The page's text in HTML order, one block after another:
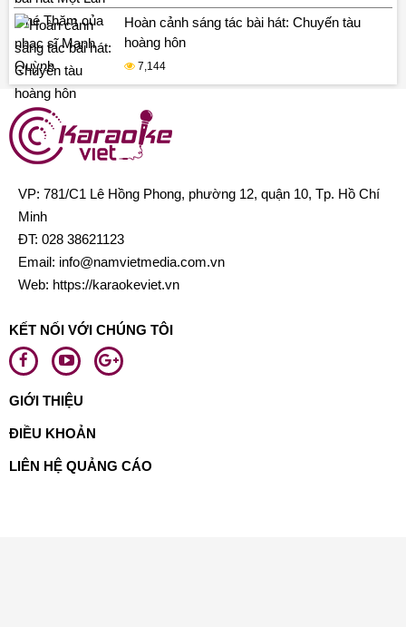
Hoàn cảnh sáng tác bài hát: Chuyến tàu
hoàng hôn
7,144
VP: 781/C1 Lê Hồng Phong, phường 12, quận 10, Tp. Hồ Chí
Minh
ĐT: 028 38621123
Email: info@namvietmedia.com.vn
Web: https://karaokeviet.vn
KẾT NỐI VỚI CHÚNG TÔI
GIỚI THIỆU
ĐIỀU KHOẢN
LIÊN HỆ QUẢNG CÁO